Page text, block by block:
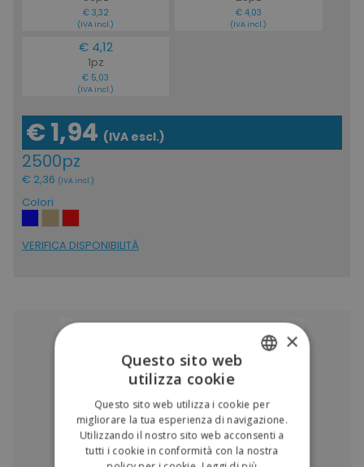
€ 3,32
(IVA incl.)
€ 4,03
(IVA incl.)
€ 4,12
1pz
€ 5,03
(IVA incl.)
€ 1,94 (IVA escl.)
2500pz
€ 2,36 (IVA incl.)
Colori
VERIFICA DISPONIBILITÁ
ENGLISH
×
Questo sito web
utilizza cookie
Questo sito web utilizza i cookie per
migliorare la tua esperienza di navigazione.
Utilizzando il nostro sito web acconsenti a
tutti i cookie in conformità con la nostra